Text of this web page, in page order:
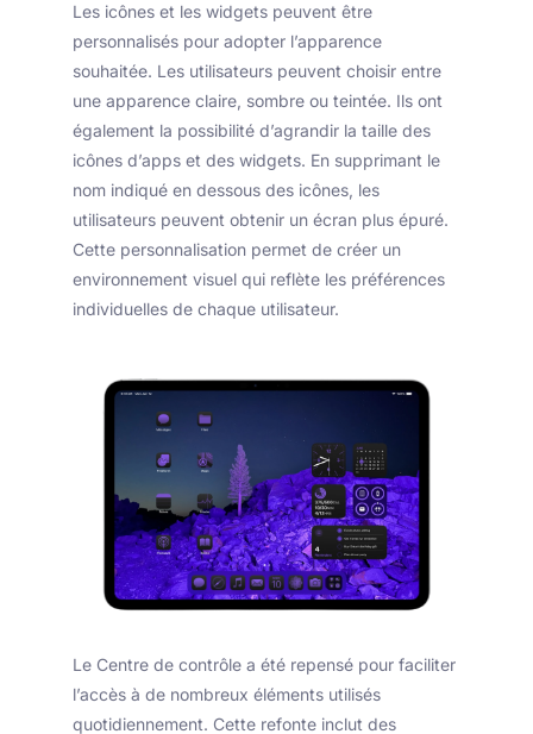
Les icônes et les widgets peuvent être
personnalisés pour adopter l’apparence
souhaitée. Les utilisateurs peuvent choisir entre
une apparence claire, sombre ou teintée. Ils ont
également la possibilité d’agrandir la taille des
icônes d’apps et des widgets. En supprimant le
nom indiqué en dessous des icônes, les
utilisateurs peuvent obtenir un écran plus épuré.
Cette personnalisation permet de créer un
environnement visuel qui reflète les préférences
individuelles de chaque utilisateur.
Le Centre de contrôle a été repensé pour faciliter
l’accès à de nombreux éléments utilisés
quotidiennement. Cette refonte inclut des